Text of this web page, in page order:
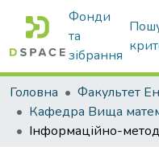
Фонди
та
зібрання
Головна